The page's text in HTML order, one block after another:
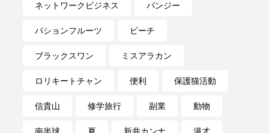
ネットワークビジネス バンジー
パションフルーツ ビーチ
ブラックスワン ミスアラカン
ロリキートチャン 便利 保護猫活動
信貴山 修学旅行 副業 動物